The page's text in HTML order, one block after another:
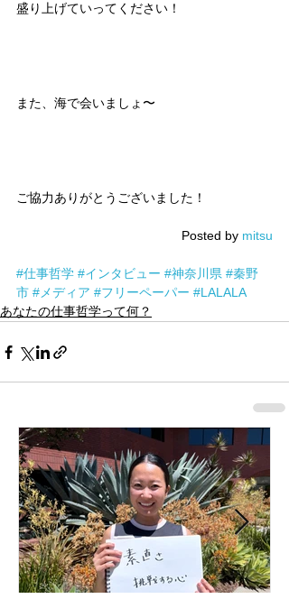
盛り上げていってください！
また、海で会いましょ〜
ご協力ありがとうございました！
Posted by mitsu
#仕事哲学 #インタビュー #神奈川県 #秦野
市 #メディア #フリーペーパー #LALALA
あなたの仕事哲学って何？